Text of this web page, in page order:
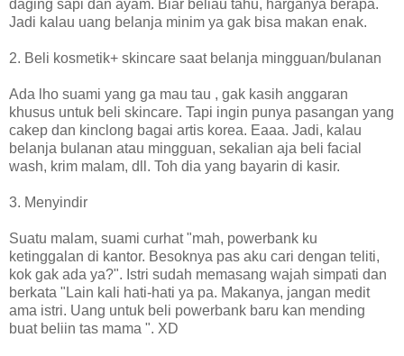
daging sapi dan ayam. Biar beliau tahu, harganya berapa.
Jadi kalau uang belanja minim ya gak bisa makan enak.
2. Beli kosmetik+ skincare saat belanja mingguan/bulanan
Ada lho suami yang ga mau tau , gak kasih anggaran
khusus untuk beli skincare. Tapi ingin punya pasangan yang
cakep dan kinclong bagai artis korea. Eaaa. Jadi, kalau
belanja bulanan atau mingguan, sekalian aja beli facial
wash, krim malam, dll. Toh dia yang bayarin di kasir.
3. Menyindir
Suatu malam, suami curhat "mah, powerbank ku
ketinggalan di kantor. Besoknya pas aku cari dengan teliti,
kok gak ada ya?". Istri sudah memasang wajah simpati dan
berkata "Lain kali hati-hati ya pa. Makanya, jangan medit
ama istri. Uang untuk beli powerbank baru kan mending
buat beliin tas mama ". XD